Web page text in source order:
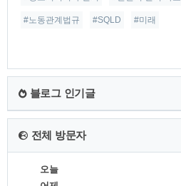
#노동관계법규 #SQLD #미래
블로그 인기글
전체 방문자
오늘